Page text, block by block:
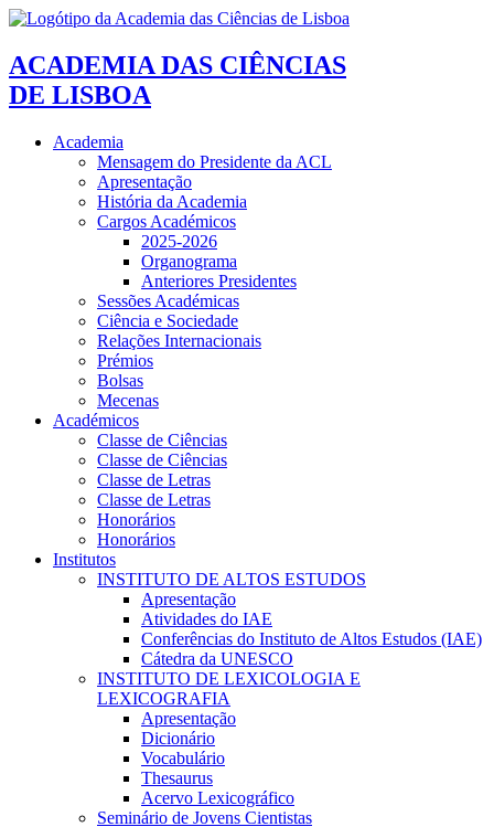
ACADEMIA DAS CIÊNCIAS
DE LISBOA
Academia
Mensagem do Presidente da ACL
Apresentação
História da Academia
Cargos Académicos
2025-2026
Organograma
Anteriores Presidentes
Sessões Académicas
Ciência e Sociedade
Relações Internacionais
Prémios
Bolsas
Mecenas
Académicos
Classe de Ciências
Classe de Ciências
Classe de Letras
Classe de Letras
Honorários
Honorários
Institutos
INSTITUTO DE ALTOS ESTUDOS
Apresentação
Atividades do IAE
Conferências do Instituto de Altos Estudos (IAE)
Cátedra da UNESCO
INSTITUTO DE LEXICOLOGIA E
LEXICOGRAFIA
Apresentação
Dicionário
Vocabulário
Thesaurus
Acervo Lexicográfico
Seminário de Jovens Cientistas